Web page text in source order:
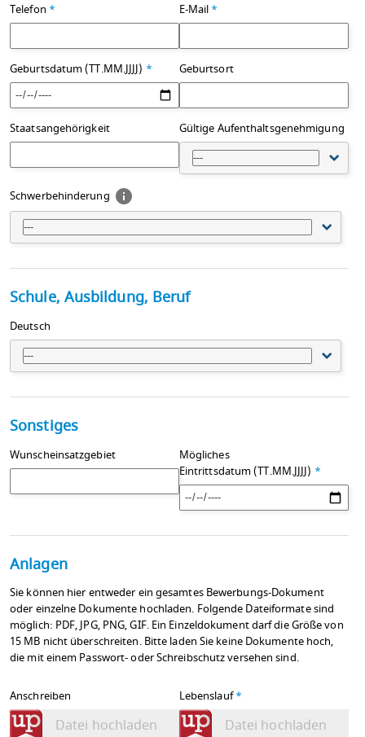
Telefon * E-Mail *
Geburtsdatum (TT.MM.JJJJ) * Geburtsort
Staatsangehörigkeit Gültige Aufenthaltsgenehmigung
---
Schwerbehinderung
---
Schule, Ausbildung, Beruf
Deutsch
---
Sonstiges
Wunscheinsatzgebiet
Mögliches
Eintrittsdatum (TT.MM.JJJJ) *
Anlagen
Sie können hier entweder ein gesamtes Bewerbungs-Dokument
oder einzelne Dokumente hochladen. Folgende Dateiformate sind
möglich: PDF, JPG, PNG, GIF. Ein Einzeldokument darf die Größe von
15 MB nicht überschreiten. Bitte laden Sie keine Dokumente hoch,
die mit einem Passwort- oder Schreibschutz versehen sind.
Anschreiben
Datei hochladen
Lebenslauf*
Datei hochladen